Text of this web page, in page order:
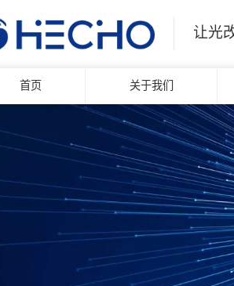
让光
首页 关于我们